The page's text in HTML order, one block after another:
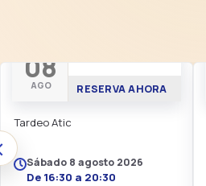
08
AGO RESERVA AHORA
Tardeo Atic
Sábado 8 agosto 2026
De 16:30 a 20:30